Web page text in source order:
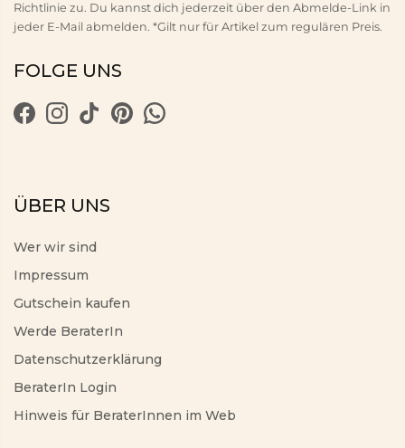
Richtlinie zu. Du kannst dich jederzeit über den Abmelde-Link in
jeder E-Mail abmelden. *Gilt nur für Artikel zum regulären Preis.
FOLGE UNS
ÜBER UNS
Wer wir sind
Impressum
Gutschein kaufen
Werde BeraterIn
Datenschutzerklärung
BeraterIn Login
Hinweis für BeraterInnen im Web